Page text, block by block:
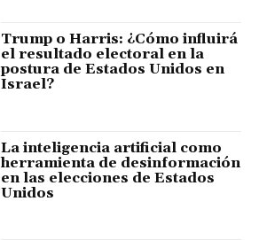
Trump o Harris: ¿Cómo influirá
el resultado electoral en la
postura de Estados Unidos en
Israel?
La inteligencia artificial como
herramienta de desinformación
en las elecciones de Estados
Unidos